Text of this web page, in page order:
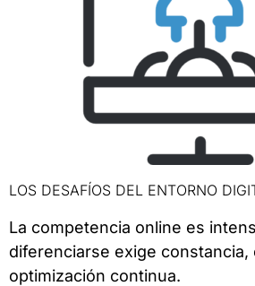
LOS DESAFÍOS DEL ENTORNO
La competencia online es
diferenciarse exige constancia,
optimización continua.